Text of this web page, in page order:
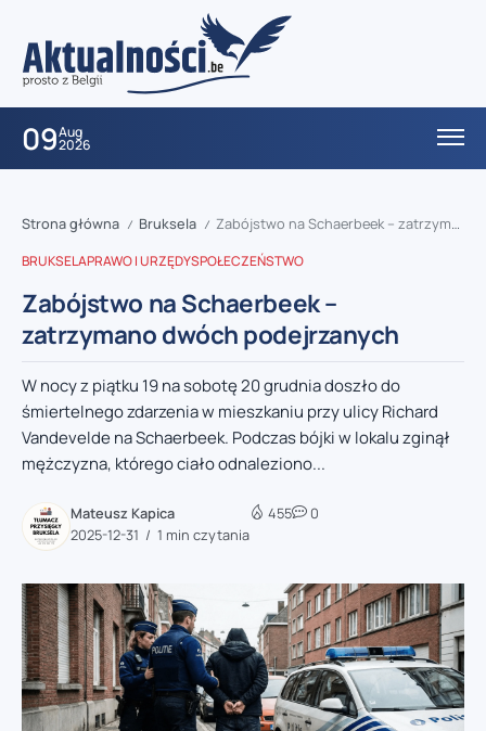
09Aug
2026
Strona główna / Bruksela / Zabójstwo na Schaerbeek – zatrzymano dwóch podejrzanych
BRUKSELAPRAWO I URZĘDYSPOŁECZEŃSTWO
Zabójstwo na Schaerbeek –
zatrzymano dwóch podejrzanych
W nocy z piątku 19 na sobotę 20 grudnia doszło do
śmiertelnego zdarzenia w mieszkaniu przy ulicy Richard
Vandevelde na Schaerbeek. Podczas bójki w lokalu zginął
mężczyzna, którego ciało odnaleziono...
Mateusz Kapica
2025-12-31
1 min czytania
455 0